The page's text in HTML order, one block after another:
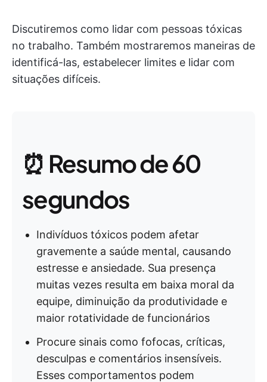
Discutiremos como lidar com pessoas tóxicas
no trabalho. Também mostraremos maneiras de
identificá-las, estabelecer limites e lidar com
situações difíceis.
⏰ Resumo de 60
segundos
Indivíduos tóxicos podem afetar
gravemente a saúde mental, causando
estresse e ansiedade. Sua presença
muitas vezes resulta em baixa moral da
equipe, diminuição da produtividade e
maior rotatividade de funcionários
Procure sinais como fofocas, críticas,
desculpas e comentários insensíveis.
Esses comportamentos podem